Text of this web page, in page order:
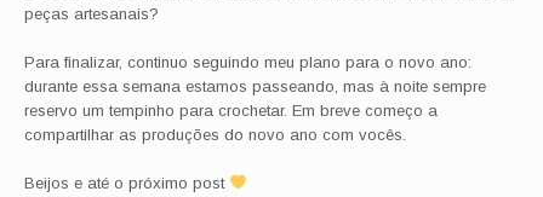
peças artesanais?
Para finalizar, continuo seguindo meu plano para o novo ano:
durante essa semana estamos passeando, mas à noite sempre
reservo um tempinho para crochetar. Em breve começo a
compartilhar as produções do novo ano com vocês.
Beijos e até o próximo post